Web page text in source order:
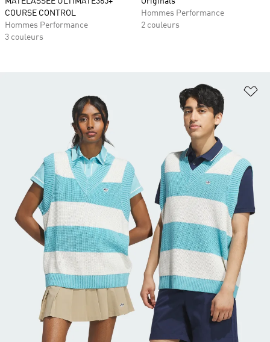
COURSE CONTROL
Hommes Performance
3 couleurs
Hommes Performance
2 couleurs